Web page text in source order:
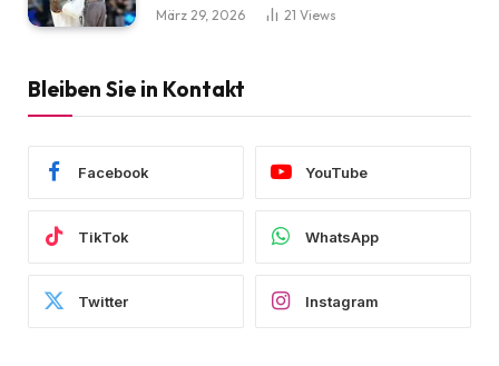
März 29, 2026 21 Views
Bleiben Sie in Kontakt
Facebook YouTube
TikTok WhatsApp
Twitter Instagram